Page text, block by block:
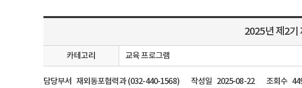
2025년 제2기
카테고리 교육 프로그램
담당부서 재외동포협력과 (032-440-1568) 작성일 2025-08-22 조회수